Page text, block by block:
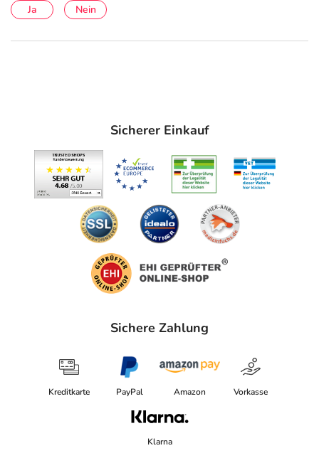
Ja
Nein
Sicherer Einkauf
Sichere Zahlung
Kreditkarte PayPal Amazon Vorkasse
Klarna